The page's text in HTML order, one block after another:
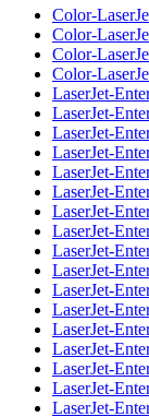
Color-
Color-
Color-
Color-
LaserJet-
LaserJet-
LaserJet-
LaserJet-
LaserJet-
LaserJet-
LaserJet-
LaserJet-
LaserJet-
LaserJet-
LaserJet-
LaserJet-
LaserJet-
LaserJet-
LaserJet-
LaserJet-
LaserJet-